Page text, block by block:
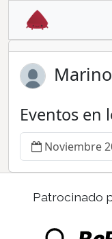
Eventos en
Noviembre
Patrocinado